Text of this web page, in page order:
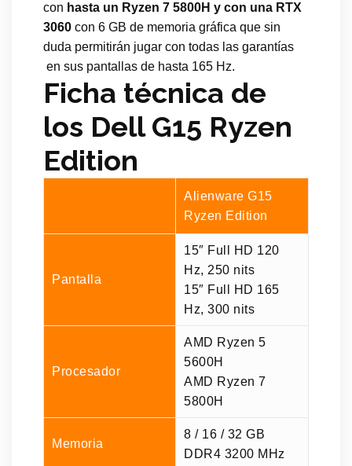
con hasta un Ryzen 7 5800H y con una RTX
3060 con 6 GB de memoria gráfica que sin
duda permitirán jugar con todas las garantías
en sus pantallas de hasta 165 Hz.
Ficha técnica de
los Dell G15 Ryzen
Edition
Alienware G15
Ryzen Edition
Pantalla
15″ Full HD 120
Hz, 250 nits
15″ Full HD 165
Hz, 300 nits
Procesador
AMD Ryzen 5
5600H
AMD Ryzen 7
5800H
Memoria
8 / 16 / 32 GB
DDR4 3200 MHz